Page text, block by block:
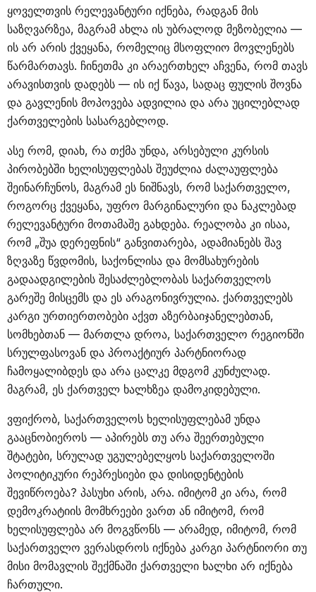
ყოველთვის რელევანტური იქნება, რადგან მის
საზღვარზეა, მაგრამ ახლა ის უბრალოდ მეზობელია —
ის არ არის ქვეყანა, რომელიც მსოფლიო მოვლენებს
წარმართავს. ჩინეთმა კი არაერთხელ აჩვენა, რომ თავს
არავისთვის დადებს — ის იქ წავა, სადაც ფულის შოვნა
და გავლენის მოპოვება ადვილია და არა უცილებლად
ქართველების სასარგებლოდ.
ასე რომ, დიახ, რა თქმა უნდა, არსებული კურსის
პირობებში ხელისუფლებას შეუძლია ძალაუფლება
შეინარჩუნოს, მაგრამ ეს ნიშნავს, რომ საქართველო,
როგორც ქვეყანა, უფრო მარგინალური და ნაკლებად
რელევანტური მოთამაშე გახდება. რეალობა კი ისაა,
რომ „შუა დერეფნის“ განვითარება, ადამიანებს შავ
ზღვაზე წვდომის, საქონლისა და მომსახურების
გადაადგილების შესაძლებლობას საქართველოს
გარეშე მისცემს და ეს არაგონივრულია. ქართველებს
კარგი ურთიერთობები აქვთ აზერბაიჯანელებთან,
სომხებთან — მართლა დროა, საქართველო რეგიონში
სრულფასოვან და პროაქტიურ პარტნიორად
ჩამოყალიბდეს და არა ცალკე მდგომ კუნძულად.
მაგრამ, ეს ქართველ ხალხზეა დამოკიდებული.
ვფიქრობ, საქართველოს ხელისუფლებამ უნდა
გააცნობიეროს — აპირებს თუ არა შეერთებული
შტატები, სრულად უგულებელყოს საქართველოში
პოლიტიკური რეპრესიები და დისიდენტების
შევიწროება? პასუხი არის, არა. იმიტომ კი არა, რომ
დემოკრატიის მომხრეები ვართ ან იმიტომ, რომ
ხელისუფლება არ მოგვწონს — არამედ, იმიტომ, რომ
საქართველო ვერასდროს იქნება კარგი პარტნიორი თუ
მისი მომავლის შექმნაში ქართველი ხალხი არ იქნება
ჩართული.